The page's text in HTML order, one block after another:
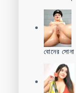
বোনের